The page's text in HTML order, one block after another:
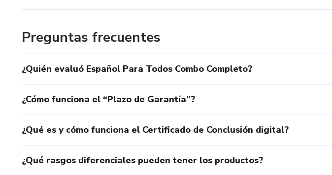
Preguntas frecuentes
¿Quién evaluó Español Para Todos Combo Completo?
¿Cómo funciona el “Plazo de Garantía”?
¿Qué es y cómo funciona el Certificado de Conclusión digital?
¿Qué rasgos diferenciales pueden tener los productos?